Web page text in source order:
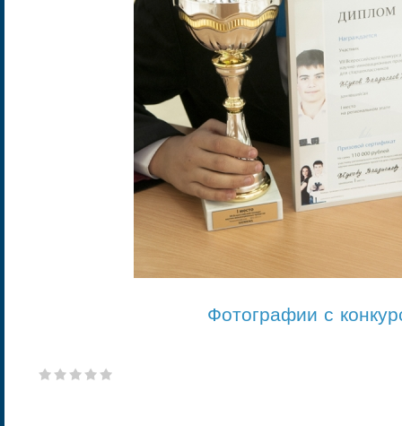
Фотографии с